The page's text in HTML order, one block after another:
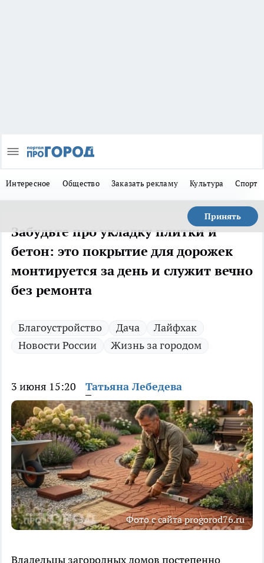
Интересное Общество Заказать рекламу Культура Спорт
Принять
Забудьте про укладку плитки и
бетон: это покрытие для дорожек
монтируется за день и служит вечно
без ремонта
Благоустройство Дача
Лайфхак
Новости России
Жизнь за городом
3 июня 15:20 Татьяна Лебедева
Фото с сайта progorod76.ru
Владельцы загородных домов постепенно